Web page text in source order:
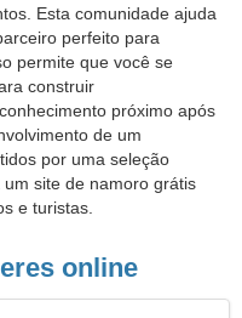
Esta comunidade ajuda
perfeito para
permite que você se
construir
próximo após
de um
por uma seleção
site de namoro grátis
e turistas.
online